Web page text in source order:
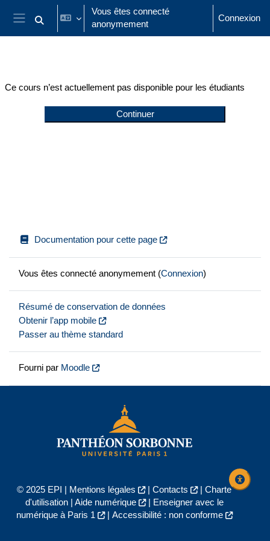
Passer au contenu principal
Panneau latéral
Activer/désactiver la saisie de recherche
Vous êtes connecté
anonymement
Connexion
Ce cours n’est actuellement pas disponible pour les étudiants
Continuer
Documentation pour cette page
Vous êtes connecté anonymement (Connexion)
Résumé de conservation de données
Obtenir l’app mobile
Passer au thème standard
Fourni par Moodle
© 2025 EPI | Mentions légales | Contacts | Charte
d'utilisation| Aide numérique |
Enseigner avec le
numérique à Paris 1
| Accessibilité : non conforme